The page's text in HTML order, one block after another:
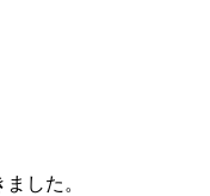
した。